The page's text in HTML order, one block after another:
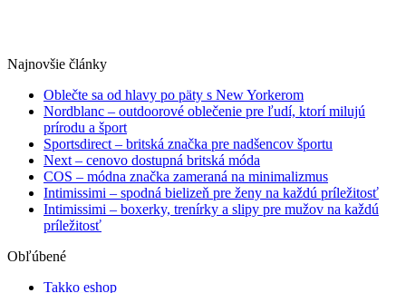
Najnovšie články
Oblečte sa od hlavy po päty s New Yorkerom
Nordblanc – outdoorové oblečenie pre ľudí, ktorí milujú
prírodu a šport
Sportsdirect – britská značka pre nadšencov športu
Next – cenovo dostupná britská móda
COS – módna značka zameraná na minimalizmus
Intimissimi – spodná bielizeň pre ženy na každú príležitosť
Intimissimi – boxerky, trenírky a slipy pre mužov na každú
príležitosť
Obľúbené
Takko eshop